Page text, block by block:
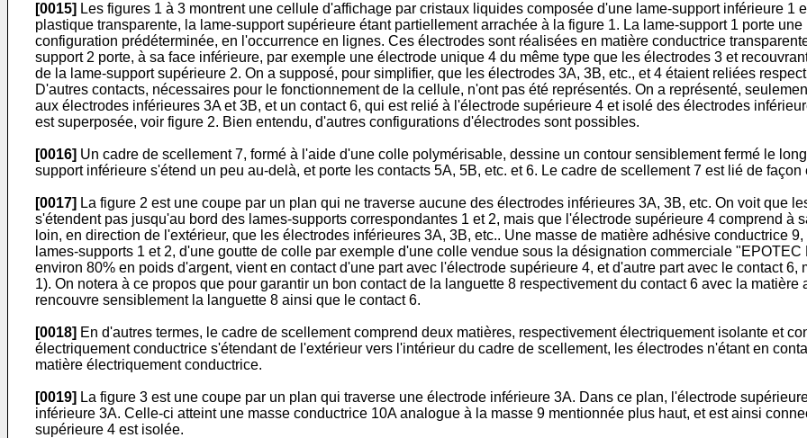
[0015] Les figures 1 à 3 montrent une cellule d'affichage par cristaux liquides composée d'une lame-support inférieure 1
plastique transparente, la lame-support supérieure étant partiellement arrachée à la figure 1. La lame-support 1 porte
configuration prédéterminée, en l'occurrence en lignes. Ces électrodes sont réalisées en matière conductrice
support 2 porte, à sa face inférieure, par exemple une électrode unique 4 du même type que les électrodes 3 et
de la lame-support supérieure 2. On a supposé, pour simplifier, que les électrodes 3A, 3B, etc., et 4 étaient reliées
D'autres contacts, nécessaires pour le fonctionnement de la cellule, n'ont pas été représentés. On a représenté,
aux électrodes inférieures 3A et 3B, et un contact 6, qui est relié à l'électrode supérieure 4 et isolé des électrodes
est superposée, voir figure 2. Bien entendu, d'autres configurations d'électrodes sont possibles.
[0016] Un cadre de scellement 7, formé à l'aide d'une colle polymérisable, dessine un contour sensiblement fermé le
support inférieure s'étend un peu au-delà, et porte les contacts 5A, 5B, etc. et 6. Le cadre de scellement 7 est lié de
[0017] La figure 2 est une coupe par un plan qui ne traverse aucune des électrodes inférieures 3A, 3B, etc. On voit que
s'étendent pas jusqu'au bord des lames-supports correspondantes 1 et 2, mais que l'électrode supérieure 4 comprend à
loin, en direction de l'extérieur, que les électrodes inférieures 3A, 3B, etc.. Une masse de matière adhésive conductrice
lames-supports 1 et 2, d'une goutte de colle par exemple d'une colle vendue sous la désignation commerciale
environ 80% en poids d'argent, vient en contact d'une part avec l'électrode supérieure 4, et d'autre part avec le contact
1). On notera à ce propos que pour garantir un bon contact de la languette 8 respectivement du contact 6 avec la
rencouvre sensiblement la languette 8 ainsi que le contact 6.
[0018] En d'autres termes, le cadre de scellement comprend deux matières, respectivement électriquement isolante et
électriquement conductrice s'étendant de l'extérieur vers l'intérieur du cadre de scellement, les électrodes n'étant en
matière électriquement conductrice.
[0019] La figure 3 est une coupe par un plan qui traverse une électrode inférieure 3A. Dans ce plan, l'électrode
inférieure 3A. Celle-ci atteint une masse conductrice 10A analogue à la masse 9 mentionnée plus haut, et est ainsi
supérieure 4 est isolée.